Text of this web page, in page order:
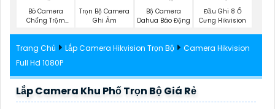
Bô Camera
Chống Trộm
Trọn Bộ Camera
Ghi Âm
Bộ Camera
Dahua Báo Động
Đầu Ghi 8 Ổ
Cưng Hikvision
Trang Chủ Lắp Camera Hikvision Trọn Bộ
Camera Hikvision
Full Hd 1080P
Lắp Camera Khu Phố Trọn Bộ Giá Rẻ